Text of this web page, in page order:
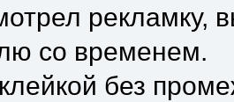
рекламку,
со временем.
без